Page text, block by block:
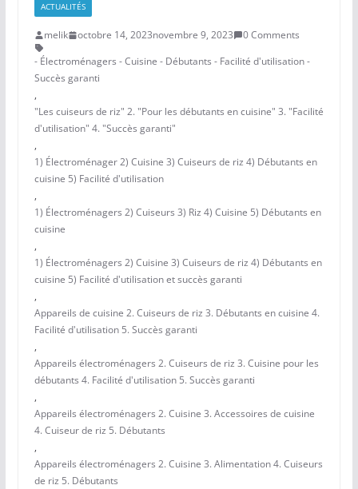
ACTUALITÉS
melik octobre 14, 2023novembre 9, 2023
0 Comments
- Électroménagers - Cuisine - Débutants - Facilité d'utilisation -
Succès garanti
,
"Les cuiseurs de riz" 2. "Pour les débutants en cuisine" 3. "Facilité
d'utilisation" 4. "Succès garanti"
,
1) Électroménager 2) Cuisine 3) Cuiseurs de riz 4) Débutants en
cuisine 5) Facilité d'utilisation
,
1) Électroménagers 2) Cuiseurs 3) Riz 4) Cuisine 5) Débutants en
cuisine
,
1) Électroménagers 2) Cuisine 3) Cuiseurs de riz 4) Débutants en
cuisine 5) Facilité d'utilisation et succès garanti
,
Appareils de cuisine 2. Cuiseurs de riz 3. Débutants en cuisine 4.
Facilité d'utilisation 5. Succès garanti
,
Appareils électroménagers 2. Cuiseurs de riz 3. Cuisine pour les
débutants 4. Facilité d'utilisation 5. Succès garanti
,
Appareils électroménagers 2. Cuisine 3. Accessoires de cuisine
4. Cuiseur de riz 5. Débutants
,
Appareils électroménagers 2. Cuisine 3. Alimentation 4. Cuiseurs
de riz 5. Débutants